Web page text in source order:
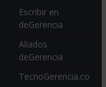
Escribir en
deGerencia
Aliados
deGerencia
TecnoGerencia.co